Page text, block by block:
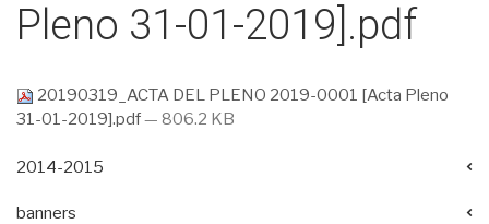
Pleno 31-01-2019].pdf
20190319_ACTA DEL PLENO 2019-0001 [Acta Pleno
31-01-2019].pdf— 806.2 KB
2014-2015
banners